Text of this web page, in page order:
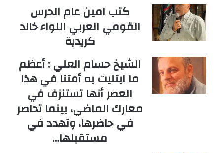
كتب امين عام الحرس
القومي العربي اللواء خالد
كريدية
الشيخ حسام العلي : أعظم
ما ابتليت به أمتنا في هذا
العصر أنها تستنزف في
معارك الماضي، بينما تحاصر
في حاضرها، وتهدد في
مستقبلها…